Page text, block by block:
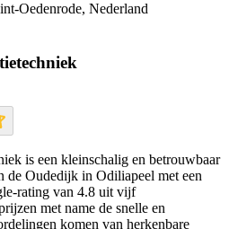
Oedenrode, Nederland
is een kleinschalig en betrouwbaar
de Oudedijk in Odiliapeel met een
rating van 4.8 uit vijf
met name de snelle en
komen van herkenbare